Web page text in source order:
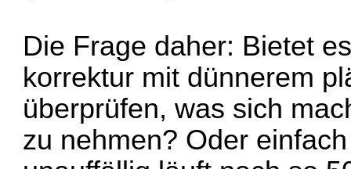
Die Frage daher: Bietet
korrektur mit dünnerem
überprüfen, was sich
zu nehmen? Oder